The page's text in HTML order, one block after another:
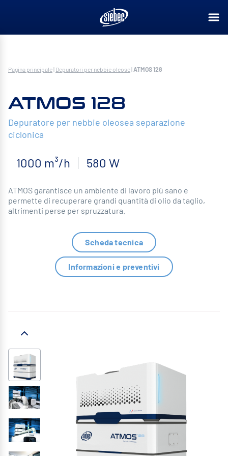
Pagina principale| Depuratori per nebbie oleose|ATMOS 128
ATMOS 128
Depuratore per nebbie oleosea separazione
ciclonica
1000 m³/h 580 W
ATMOS garantisce un ambiente di lavoro più sano e
permette di recuperare grandi quantità di olio da taglio,
altrimenti perse per spruzzatura.
Scheda tecnica
Informazioni e preventivi